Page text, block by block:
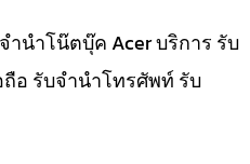
นำโน๊ตบุ๊ค Acer บริการ รับ
อ รับจำนำโทรศัพท์ รับ